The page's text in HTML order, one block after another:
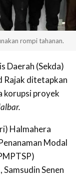
rompi tahanan.
Daerah (Sekda)
Rajak ditetapkan
korupsi proyek
Halmahera
Modal
Senen